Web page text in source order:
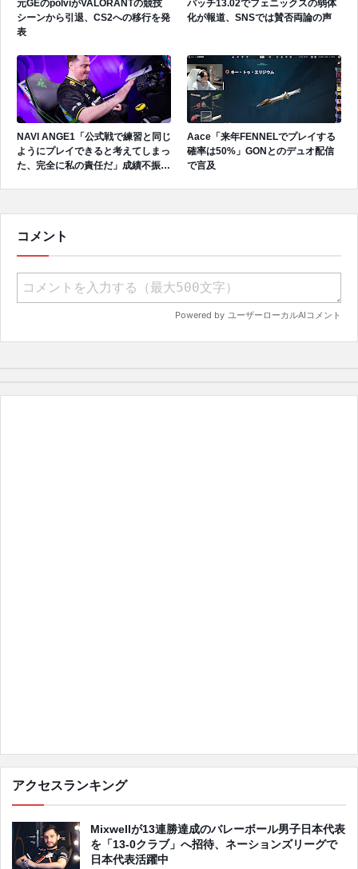
元GEのpolviがVALORANTの競技
シーンから引退、CS2への移行を発
表
パッチ13.02でフェニックスの弱体
化が報道、SNSでは賛否両論の声
NAVI ANGE1「公式戦で練習と同じ
ようにプレイできると考えてしまっ
た、完全に私の責任だ」成績不振を
Aace「来年FENNELでプレイする
確率は50%」GONとのデュオ配信
で言及
コメント
アクセスランキング
Mixwellが13連勝達成のバレーボール男子日本代表
を「13-0クラブ」へ招待、ネーションズリーグで
日本代表活躍中